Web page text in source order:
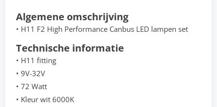
Algemene omschrijving
• H11 F2 High Performance Canbus LED lampen set
Technische informatie
• H11 fitting
• 9V-32V
• 72 Watt
• Kleur wit 6000K